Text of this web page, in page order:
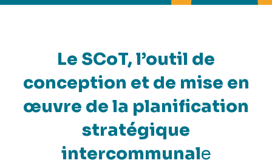
Le SCoT, l’outil de
conception et de mise en
œuvre de la planification
stratégique
intercommunale